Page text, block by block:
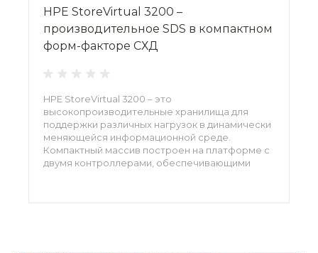
HPE StoreVirtual 3200 –
производительное SDS в компактном
форм-факторе СХД
HPE StoreVirtual 3200 – это
высокопроизводительные хранилища для
поддержки различных нагрузок в динамически
меняющейся информационной среде.
Компактный массив построен на платформе с
двумя контроллерами, обеспечивающими